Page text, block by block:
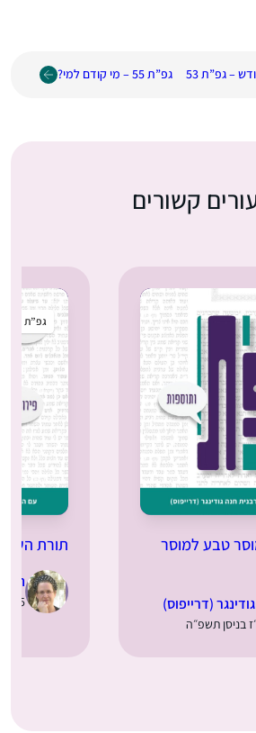
– גפ”ת 53 גפ”ת 55 – מי קודם למי?
קשורים
טבע למוסר
(דרייפוס)
גפ”ת
תורת
25.03.2025